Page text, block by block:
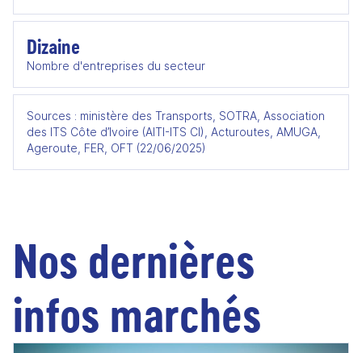
Dizaine
Nombre d'entreprises du secteur
Sources : ministère des Transports, SOTRA, Association
des ITS Côte d’Ivoire (AITI-ITS CI), Acturoutes, AMUGA,
Ageroute, FER, OFT (22/06/2025)
Nos dernières
infos marchés